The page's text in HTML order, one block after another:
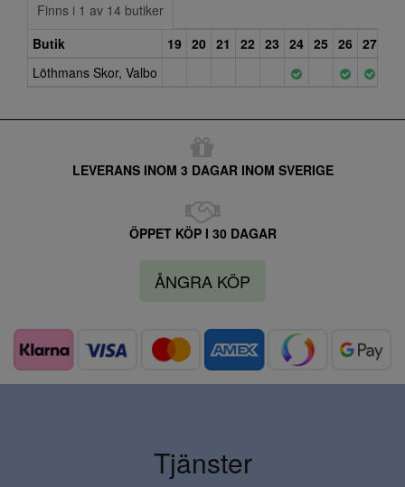
Finns i 1 av 14 butiker
Butik
19 20 21 22 23 24 25 26 27
Löthmans Skor, Valbo
LEVERANS INOM 3 DAGAR INOM SVERIGE
ÖPPET KÖP I 30 DAGAR
ÅNGRA KÖP
Tjänster